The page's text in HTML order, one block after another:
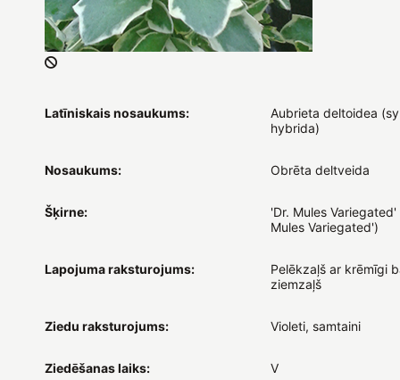
Latīniskais nosaukums:
Aubrieta deltoidea
hybrida)
Nosaukums: Obrēta deltveida
Šķirne:
'Dr. Mules
Mules Variegated')
Lapojuma raksturojums:
Pelēkzaļš ar krēmīgi
ziemzaļš
Ziedu raksturojums: Violeti, samtaini
Ziedēšanas laiks: V